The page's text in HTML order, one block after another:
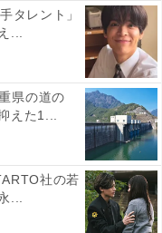
都）」などのコメン
タレント」
...
県の道の
えた1...
社の若
...